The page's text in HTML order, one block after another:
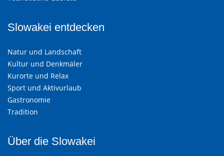
Slowakei entdecken
Natur und Landschaft
Kultur und Denkmäler
Kurorte und Relax
Sport und Aktivurlaub
Gastronomie
Tradition
Über die Slowakei